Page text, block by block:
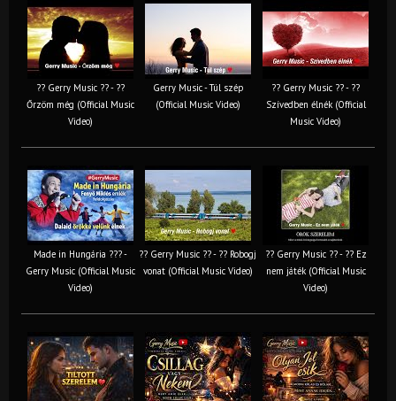
?? Gerry Music ?? - ??
Őrzöm még (Official Music
Video)
Gerry Music - Túl szép
(Official Music Video)
?? Gerry Music ?? - ??
Szívedben élnék (Official
Music Video)
Made in Hungária ??? -
Gerry Music (Official Music
Video)
?? Gerry Music ?? - ?? Robogj
vonat (Official Music Video)
?? Gerry Music ?? - ?? Ez
nem játék (Official Music
Video)